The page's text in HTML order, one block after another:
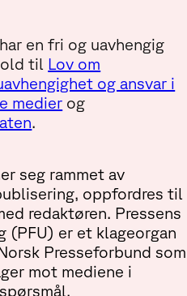
en fri og uavhengig
til Lov om
og ansvar i
medier og
.
seg rammet av
oppfordres til
redaktøren. Pressens
(PFU) er et klageorgan
Presseforbund som
mot mediene i